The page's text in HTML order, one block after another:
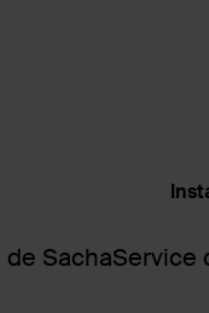
SachaService